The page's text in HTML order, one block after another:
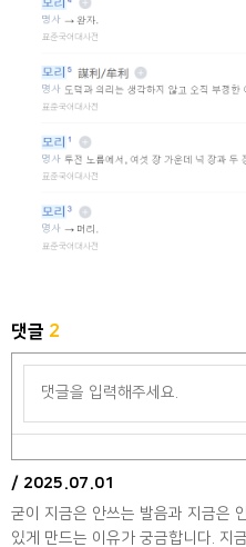
댓글 2
/ 2025.07.01
굳이 지금은 안쓰는 발음과 지금은
있게 만드는 이유가 궁금합니다. 지